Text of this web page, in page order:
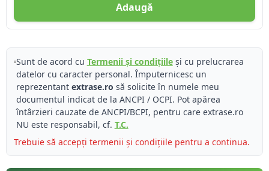
Adaugă
Sunt de acord cu Termenii și condițiileși cu prelucrarea
datelor cu caracter personal. Împuternicesc un
reprezentant extrase.ro să solicite în numele meu
documentul indicat de la ANCPI / OCPI. Pot apărea
întârzieri cauzate de ANCPI/BCPI, pentru care extrase.ro
NU este responsabil, cf. T.C.
Trebuie să accepți termenii și condițiile pentru a continua.